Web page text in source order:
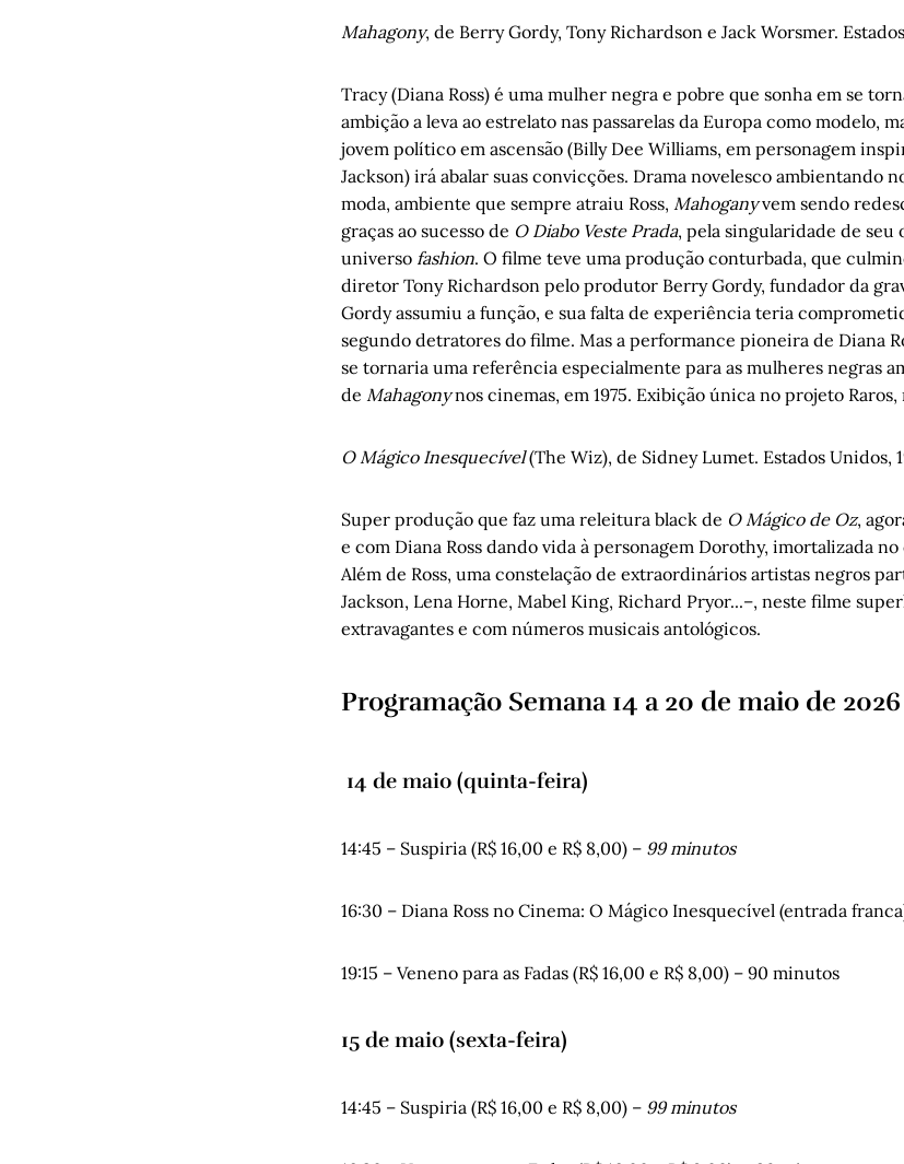
Mahagony, de Berry Gordy, Tony Richardson e Jack Worsmer.
Tracy (Diana Ross) é uma mulher negra e pobre que sonha em se
ambição a leva ao estrelato nas passarelas da Europa como modelo,
jovem político em ascensão (Billy Dee Williams, em personagem
Jackson) irá abalar suas convicções. Drama novelesco ambientando
moda, ambiente que sempre atraiu Ross, Mahoganyvem sendo
graças ao sucesso de O Diabo Veste Prada, pela singularidade de seu
universo fashion. O filme teve uma produção conturbada, que
diretor Tony Richardson pelo produtor Berry Gordy, fundador da
Gordy assumiu a função, e sua falta de experiência teria
segundo detratores do filme. Mas a performance pioneira de Diana
se tornaria uma referência especialmente para as mulheres negras
de Mahagonynos cinemas, em 1975. Exibição única no projeto Raros,
O Mágico Inesquecível(The Wiz), de Sidney Lumet. Estados Unidos,
Super produção que faz uma releitura black de O Mágico de Oz,
e com Diana Ross dando vida à personagem Dorothy, imortalizada
Além de Ross, uma constelação de extraordinários artistas negros
Jackson, Lena Horne, Mabel King, Richard Pryor...–, neste filme
extravagantes e com números musicais antológicos.
Programação Semana 14 a 20 de maio de 2026
14 de maio (quinta-feira)
14:45 – Suspiria (R$ 16,00 e R$ 8,00) – 99 minutos
16:30 – Diana Ross no Cinema: O Mágico Inesquecível (entrada
19:15 – Veneno para as Fadas (R$ 16,00 e R$ 8,00) – 90 minutos
15 de maio (sexta-feira)
14:45 – Suspiria (R$ 16,00 e R$ 8,00) – 99 minutos